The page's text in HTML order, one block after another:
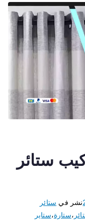
تركيب ستائر
نشر في ستائر
،ستارة،ستاير